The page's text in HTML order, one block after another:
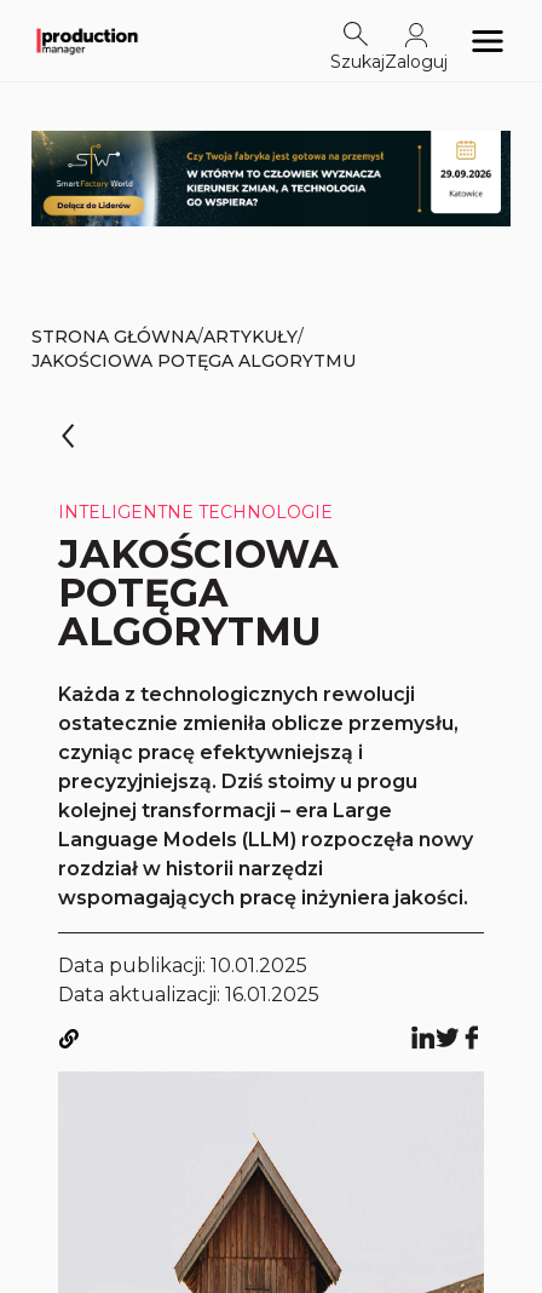
SzukajZaloguj
STRONA GŁÓWNA/ARTYKUŁY/
JAKOŚCIOWA POTĘGA ALGORYTMU
INTELIGENTNE TECHNOLOGIE
JAKOŚCIOWA
POTĘGA
ALGORYTMU
Każda z technologicznych rewolucji
ostatecznie zmieniła oblicze przemysłu,
czyniąc pracę efektywniejszą i
precyzyjniejszą. Dziś stoimy u progu
kolejnej transformacji – era Large
Language Models (LLM) rozpoczęła nowy
rozdział w historii narzędzi
wspomagających pracę inżyniera jakości.
Data publikacji:10.01.2025
Data aktualizacji: 16.01.2025